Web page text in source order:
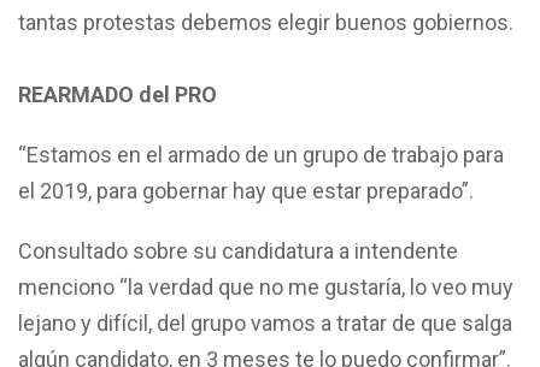
tantas protestas debemos elegir buenos gobiernos.
REARMADO del PRO
“Estamos en el armado de un grupo de trabajo para
el 2019, para gobernar hay que estar preparado”.
Consultado sobre su candidatura a intendente
menciono “la verdad que no me gustaría, lo veo muy
lejano y difícil, del grupo vamos a tratar de que salga
algún candidato, en 3 meses te lo puedo confirmar”.